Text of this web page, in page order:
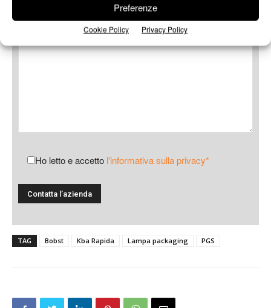
Preferenze
Cookie Policy Privacy Policy
Ho letto e accetto l'informativa sulla privacy*
TAG Bobst Kba Rapida Lampa packaging PGS